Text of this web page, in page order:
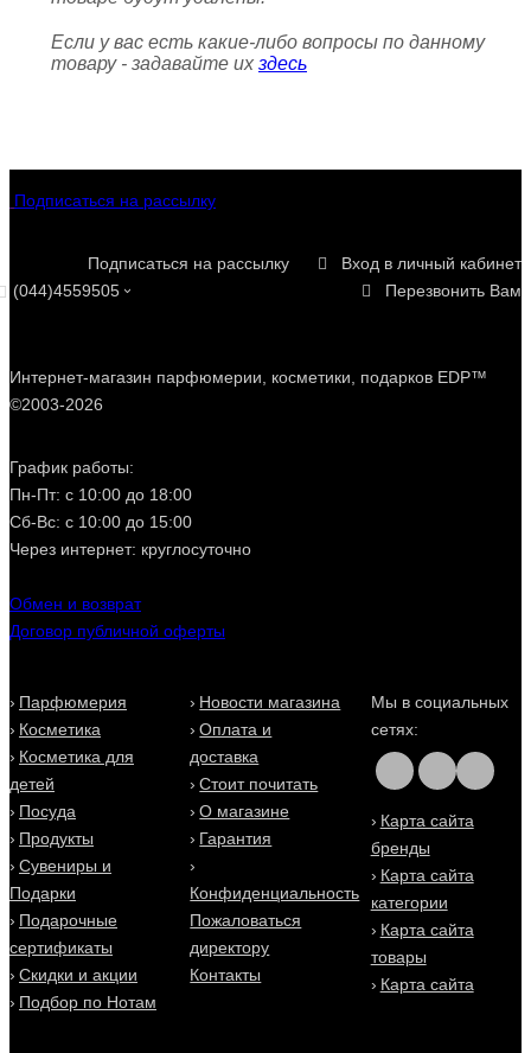
Если у вас есть какие-либо вопросы по данному
товару - задавайте их здесь
Подписаться на рассылку
Подписаться на рассылку
Вход в личный кабинет
Перезвонить Вам
(044)4559505
Интернет-магазин парфюмерии, косметики, подарков EDP™
©2003-2026
График работы:
Пн-Пт: с 10:00 до 18:00
Сб-Вс: с 10:00 до 15:00
Через интернет: круглосуточно
Обмен и возврат
Договор публичной оферты
Парфюмерия
Косметика
Косметика для
детей
Посуда
Продукты
Сувениры и
Подарки
Подарочные
сертификаты
Скидки и акции
Подбор по Нотам
Новости магазина
Оплата и
доставка
Стоит почитать
О магазине
Гарантия
Конфиденциальность
Пожаловаться
директору
Контакты
Мы в социальных
сетях:
Карта сайта
бренды
Карта сайта
категории
Карта сайта
товары
Карта сайта